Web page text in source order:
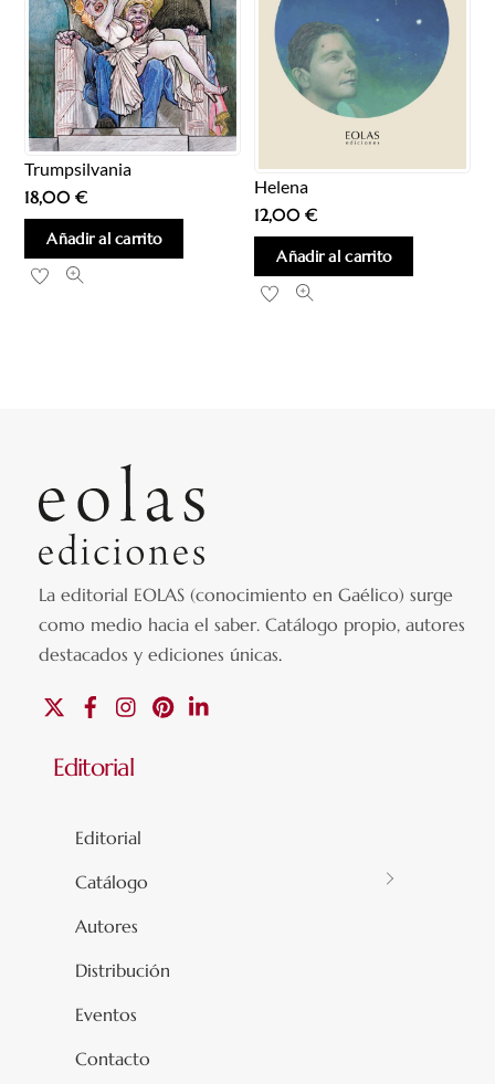
Trumpsilvania
18,00€
Añadir al carrito
Helena
12,00€
Añadir al carrito
La editorial EOLAS (conocimiento en Gaélico) surge
como medio hacia el saber.Catálogo propio, autores
destacados y ediciones únicas.
FacebookInstagramPinterest
Editorial
Editorial
Catálogo
Autores
Distribución
Eventos
Contacto